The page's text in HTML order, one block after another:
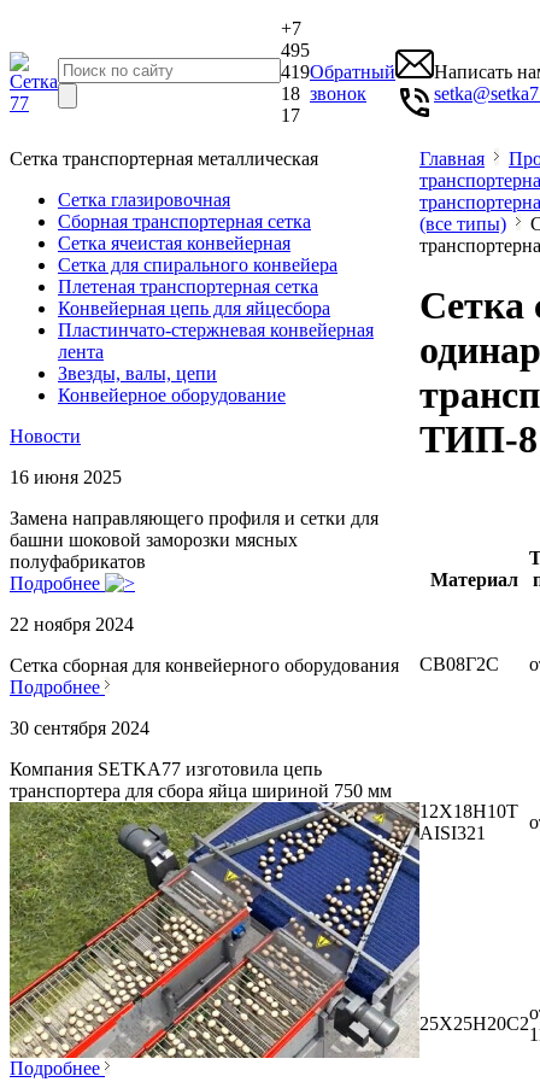
+7
495
419
18
17
Обратный
звонок
Написать
Сетка транспортерная металлическая
Сетка глазировочная
Сборная транспортерная сетка
Сетка ячеистая конвейерная
Сетка для спирального конвейера
Плетеная транспортерная сетка
Конвейерная цепь для яйцесбора
Пластинчато-стержневая конвейерная
лента
Звезды, валы, цепи
Конвейерное оборудование
Новости
16 июня 2025
Замена направляющего профиля и сетки для
башни шоковой заморозки мясных
полуфабрикатов
Подробнее
22 ноября 2024
Сетка сборная для конвейерного оборудования
Подробнее
30 сентября 2024
Компания SETKA77 изготовила цепь
транспортера для сбора яйца шириной 750 мм
Подробнее
Главная
(все типы)
Сетка
ТИП-8
Материал
СВ08Г2С
12Х18Н10Т
AISI321
25Х25Н20С2